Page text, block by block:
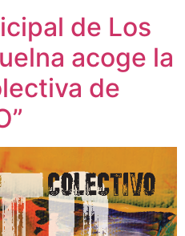
de Los
acoge la
de